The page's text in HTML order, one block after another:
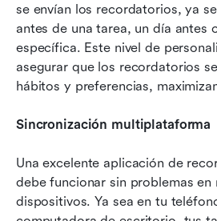
se envían los recordatorios, ya
antes de una tarea, un día antes
específica. Este nivel de
asegurar que los recordatorios
hábitos y preferencias,
Sincronización multiplataforma
Una excelente aplicación de
debe funcionar sin problemas en
dispositivos. Ya sea en tu